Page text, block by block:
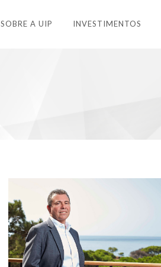
SOBRE A UIP INVESTIMENTOS